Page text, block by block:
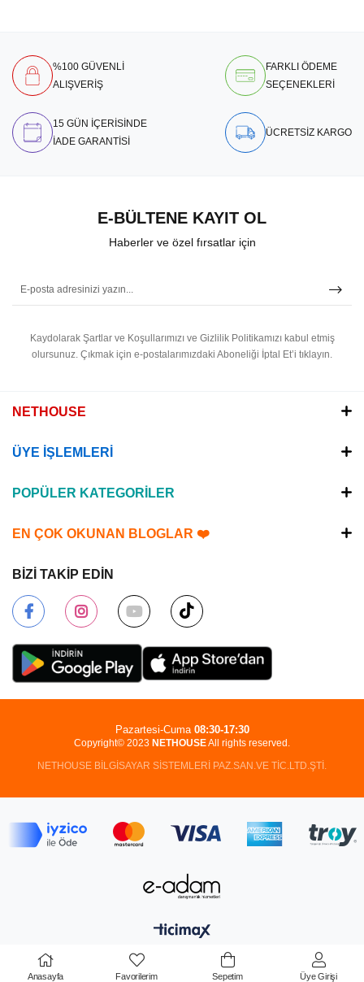
%100 GÜVENLİ
ALIŞVERİŞ
FARKLI ÖDEME
SEÇENEKLERİ
15 GÜN İÇERİSİNDE
İADE GARANTİSİ
ÜCRETSİZ KARGO
E-BÜLTENE KAYIT OL
Haberler ve özel fırsatlar için
Kaydolarak Şartlar ve Koşullarımızı ve Gizlilik Politikamızı kabul etmiş
olursunuz. Çıkmak için e-postalarımızdaki Aboneliği İptal Et’i tıklayın.
NETHOUSE
ÜYE İŞLEMLERİ
POPÜLER KATEGORİLER
EN ÇOK OKUNAN BLOGLAR ❤️
BİZİ TAKİP EDİN
Copyright© 2023 NETHOUSEAll rights reserved.
NETHOUSE BİLGİSAYAR SİSTEMLERİ PAZ.SAN.VE TİC.LTD.ŞTİ.
Pazartesi-Cuma 08:30-17:30
Anasayfa Favorilerim Sepetim Üye Girişi